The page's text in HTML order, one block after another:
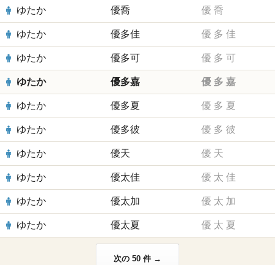
ゆたか 優喬 優 喬
ゆたか 優多佳 優 多 佳
ゆたか 優多可 優 多 可
ゆたか 優多嘉 優 多 嘉
ゆたか 優多夏 優 多 夏
ゆたか 優多彼 優 多 彼
ゆたか 優天 優 天
ゆたか 優太佳 優 太 佳
ゆたか 優太加 優 太 加
ゆたか 優太夏 優 太 夏
次の 50 件 →